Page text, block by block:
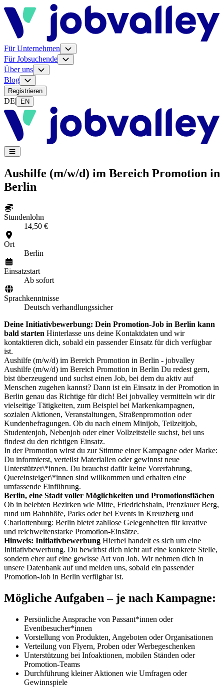
Für Unternehmen
Für Jobsuchende
Über uns
Blog
Registrieren
DE| EN
Aushilfe (m/w/d) im Bereich Promotion in
Berlin
Stundenlohn
14,50 €
Ort
Berlin
Einsatzstart
Ab sofort
Sprachkenntnisse
Deutsch verhandlungssicher
Deine Initiativbewerbung: Dein Promotion-Job in Berlin kann
bald starten Hinterlasse uns deine Kontaktdaten und wir
kontaktieren dich, sobald ein passender Einsatz für dich verfügbar
ist.
Aushilfe (m/w/d) im Bereich Promotion in Berlin - jobvalley
Aushilfe (m/w/d) im Bereich Promotion in Berlin Du redest gern,
bist überzeugend und suchst einen Job, bei dem du aktiv auf
Menschen zugehen kannst? Dann ist ein Einsatz in der Promotion in
Berlin genau das Richtige für dich! Bei jobvalley vermitteln wir dir
vielseitige Tätigkeiten, zum Beispiel bei Markenkampagnen,
sozialen Aktionen, Veranstaltungen, Straßenpromotion oder
Kundenbefragungen. Ob du nach einem Minijob, Teilzeitjob,
Studentenjob, Nebenjob oder einer Vollzeitstelle suchst, bei uns
findest du den richtigen Einsatz.
In der Promotion wirst du zur Stimme einer Kampagne oder Marke:
Du informierst, verteilst Materialien oder gewinnst neue
Unterstützer\*innen. Du brauchst dafür keine Vorerfahrung,
Quereinsteiger\*innen sind willkommen und erhalten eine
umfassende Einführung.
Berlin, eine Stadt voller Möglichkeiten und Promotionsflächen
Ob in belebten Bezirken wie Mitte, Friedrichshain, Prenzlauer Berg,
rund um Bahnhöfe, Parks oder bei Events in Kreuzberg und
Charlottenburg: Berlin bietet zahllose Gelegenheiten für kreative
und reichweitenstarke Promotion-Einsätze.
Hinweis: Initiativbewerbung Hierbei handelt es sich um eine
Initiativbewerbung. Du bewirbst dich nicht auf eine konkrete Stelle,
sondern eher auf eine gewisse Art von Job. Wir nehmen dich in
unsere Datenbank auf und melden uns, sobald ein passender
Promotion-Job in Berlin verfügbar ist.
Mögliche Aufgaben – je nach Kampagne:
Persönliche Ansprache von Passant*innen oder
Eventbesucher*innen
Vorstellung von Produkten, Angeboten oder Organisationen
Verteilung von Flyern, Proben oder Werbegeschenken
Unterstützung bei Infoaktionen, mobilen Ständen oder
Promotion-Teams
Durchführung kleiner Aktionen wie Umfragen oder
Gewinnspiele